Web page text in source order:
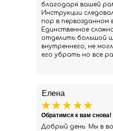
Елена
Добрый день. Мы в
Обратимся к вам снова!
благодаря вашей
Инструкции
пор в первозданном
Единственное
отделить большой
внутреннего, не
его убрать но все